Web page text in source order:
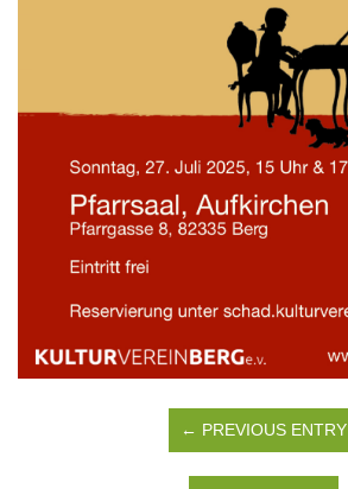
← PREVIOUS ENTRY